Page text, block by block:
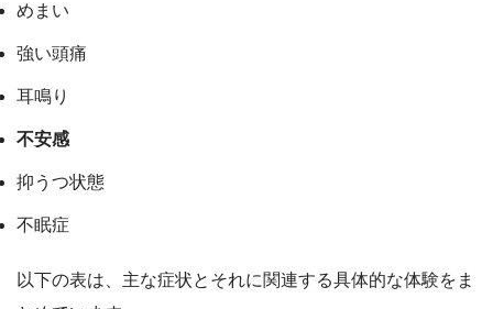
めまい
強い頭痛
耳鳴り
不安感
抑うつ状態
不眠症
以下の表は、主な症状とそれに関連する具体的な体験をま